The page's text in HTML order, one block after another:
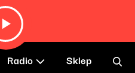
Radio Sklep